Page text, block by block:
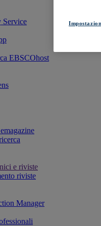
Service
EBSCOhost
e riviste
riviste
Manager